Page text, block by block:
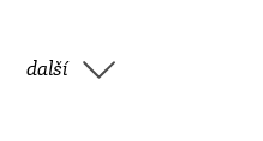
další